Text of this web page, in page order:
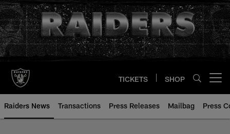
Skip
to
main
content
TICKETS SHOP
Raiders News Transactions Press Releases Mailbag Press